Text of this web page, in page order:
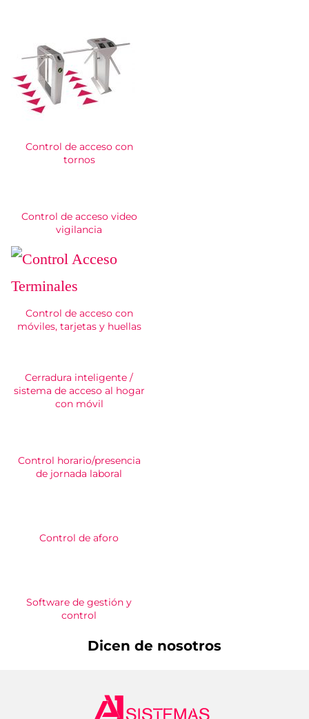
Control de acceso con
tornos
Control de acceso video
vigilancia
Control de acceso con
móviles, tarjetas y huellas
Cerradura inteligente /
sistema de acceso al hogar
con móvil
Control horario/presencia
de jornada laboral
Control de aforo
Software de gestión y
control
Dicen de nosotros